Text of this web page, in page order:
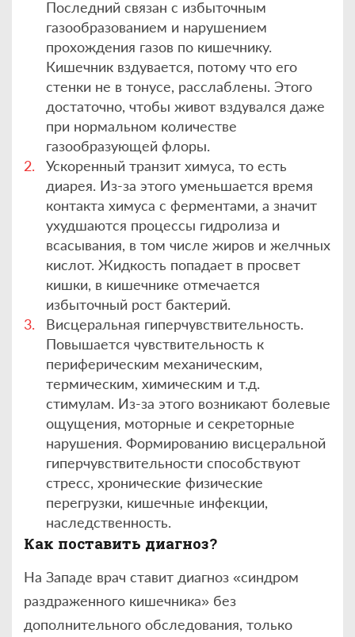
Последний связан с избыточным
газообразованием и нарушением
прохождения газов по кишечнику.
Кишечник вздувается, потому что его
стенки не в тонусе, расслаблены. Этого
достаточно, чтобы живот вздувался даже
при нормальном количестве
газообразующей флоры.
Ускоренный транзит химуса, то есть
диарея. Из-за этого уменьшается время
контакта химуса с ферментами, а значит
ухудшаются процессы гидролиза и
всасывания, в том числе жиров и желчных
кислот. Жидкость попадает в просвет
кишки, в кишечнике отмечается
избыточный рост бактерий.
Висцеральная гиперчувствительность.
Повышается чувствительность к
периферическим механическим,
термическим, химическим и т.д.
стимулам. Из-за этого возникают болевые
ощущения, моторные и секреторные
нарушения. Формированию висцеральной
гиперчувствительности способствуют
стресс, хронические физические
перегрузки, кишечные инфекции,
наследственность.
Как поставить диагноз?
На Западе врач ставит диагноз «синдром
раздраженного кишечника» без
дополнительного обследования, только